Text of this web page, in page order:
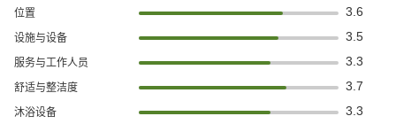
位置 3.6
设施与设备 3.5
服务与工作人员 3.3
舒适与整洁度 3.7
沐浴设备 3.3